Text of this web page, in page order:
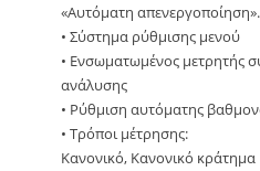
«Αυτόματη απενεργοποίηση».
• Σύστημα ρύθμισης μενού
• Ενσωματωμένος μετρητής
ανάλυσης
• Ρύθμιση αυτόματης
• Τρόποι μέτρησης:
Κανονικό, Κανονικό κράτημα